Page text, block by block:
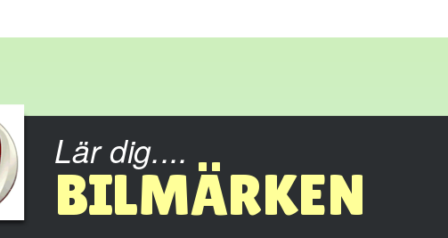
Lär dig....
BILMÄRKEN